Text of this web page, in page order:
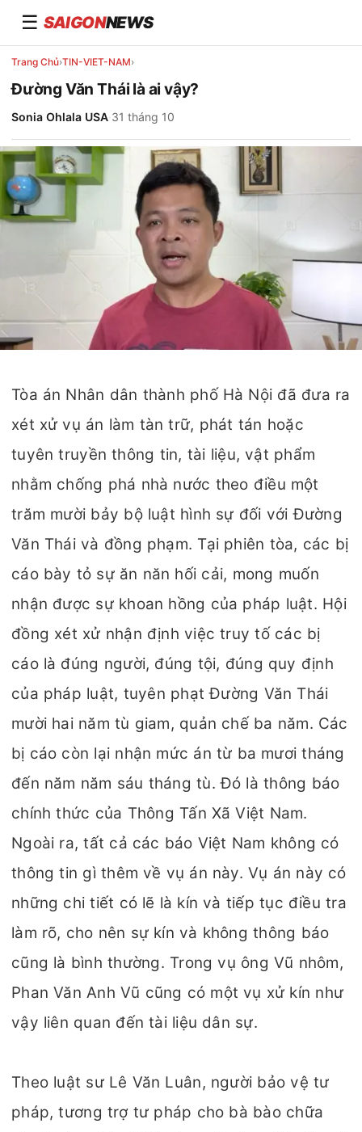
☰ SAIGONNEWS
Trang Chủ›TIN-VIET-NAM›
Đường Văn Thái là ai vậy?
Sonia Ohlala USA·31 tháng 10
Tòa án Nhân dân thành phố Hà Nội đã đưa ra
xét xử vụ án làm tàn trữ, phát tán hoặc
tuyên truyền thông tin, tài liệu, vật phẩm
nhằm chống phá nhà nước theo điều một
trăm mười bảy bộ luật hình sự đối với Đường
Văn Thái và đồng phạm. Tại phiên tòa, các bị
cáo bày tỏ sự ăn năn hối cải, mong muốn
nhận được sự khoan hồng của pháp luật. Hội
đồng xét xử nhận định việc truy tố các bị
cáo là đúng người, đúng tội, đúng quy định
của pháp luật, tuyên phạt Đường Văn Thái
mười hai năm tù giam, quản chế ba năm. Các
bị cáo còn lại nhận mức án từ ba mươi tháng
đến năm năm sáu tháng tù. Đó là thông báo
chính thức của Thông Tấn Xã Việt Nam.
Ngoài ra, tất cả các báo Việt Nam không có
thông tin gì thêm về vụ án này. Vụ án này có
những chi tiết có lẽ là kín và tiếp tục điều tra
làm rõ, cho nên sự kín và không thông báo
cũng là bình thường. Trong vụ ông Vũ nhôm,
Phan Văn Anh Vũ cũng có một vụ xử kín như
vậy liên quan đến tài liệu dân sự.
Theo luật sư Lê Văn Luân, người bảo vệ tư
pháp, tương trợ tư pháp cho bà bào chữa